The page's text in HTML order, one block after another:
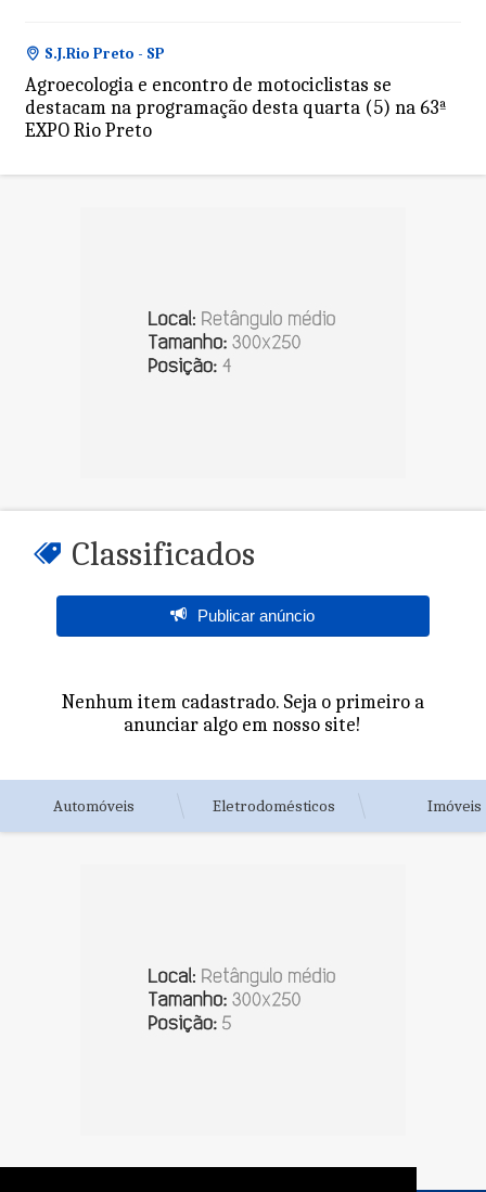
S.J.Rio Preto - SP
Agroecologia e encontro de motociclistas se
destacam na programação desta quarta (5) na 63ª
EXPO Rio Preto
Classificados
Publicar anúncio
Nenhum item cadastrado. Seja o primeiro a
anunciar algo em nosso site!
Automóveis Eletrodomésticos Imóveis